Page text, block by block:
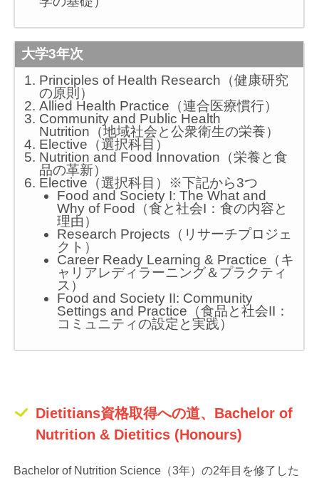
大学3年次
Principles of Health Research（健康研究
の原則）
Allied Health Practice（連合医療慣行）
Community and Public Health
Nutrition（地域社会と公衆衛生の栄養）
Elective（選択科目）
Nutrition and Food Innovation（栄養と食
品の革新）
Elective（選択科目）※下記から3つ
Food and Society I: The What and
Why of Food（食と社会I：食の内容と
理由）
Research Projects（リサーチプロジェ
クト）
Career Ready Learning & Practice（キ
ャリアレディラーニング＆プラクティ
ス）
Food and Society II: Community
Settings and Practice（食品と社会II：
コミュニティの設定と実践）
Dietitians資格取得への道、Bachelor of
Nutrition & Dietitics (Honours)
Bachelor of Nutrition Science（3年）の2年目を修了した